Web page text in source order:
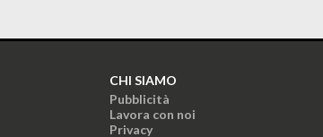
CHI SIAMO
Pubblicità
Lavora con noi
Privacy